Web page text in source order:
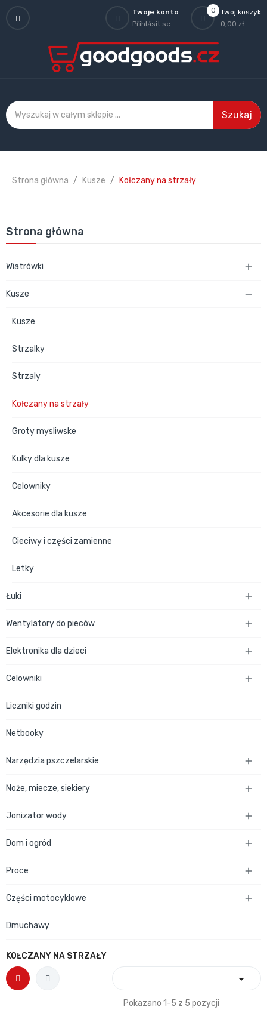
0
Twój koszyk
0,00 zł
Twoje konto
Přihlásit se
Szukaj
Strona główna Kusze Kołczany na strzały
Strona główna
Wiatrówki 
Kusze 
Kusze
Strzalky
Strzaly
Kołczany na strzały
Groty mysliwske
Kulky dla kusze
Celowniky
Akcesorie dla kusze
Cieciwy i części zamienne
Letky
Łuki 
Wentylatory do pieców 
Elektronika dla dzieci 
Celowniki 
Liczniki godzin
Netbooky
Narzędzia pszczelarskie 
Noże, miecze, siekiery 
Jonizator wody 
Dom i ogród 
Proce 
Części motocyklowe 
Dmuchawy
KOŁCZANY NA STRZAŁY

Pokazano 1-5 z 5 pozycji